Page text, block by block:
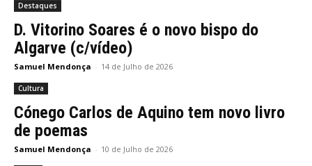
Destaques
D. Vitorino Soares é o novo bispo do
Algarve (c/vídeo)
Samuel Mendonça - 14 de Julho de 2026
Cultura
Cónego Carlos de Aquino tem novo livro
de poemas
Samuel Mendonça - 10 de Julho de 2026